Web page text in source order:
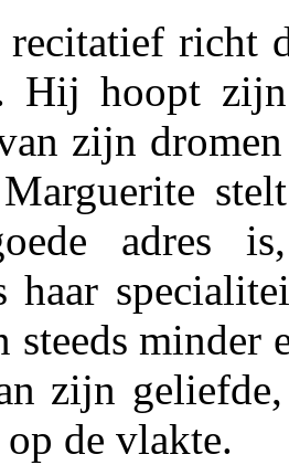
richt
Hij hoopt
zijn
Marguerite
adres
haar
steeds minder
zijn
de vlakte.